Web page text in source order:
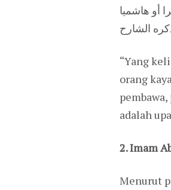
أو هاشميا
الشارح
“Yang
orang
adalah
2. Imam
Menurut